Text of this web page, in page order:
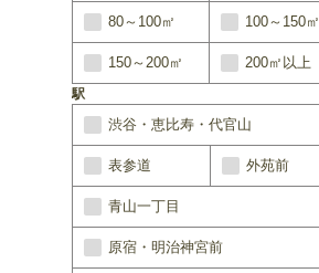
80～100㎡ 100～150㎡
150～200㎡ 200㎡以上
駅
渋谷・恵比寿・代官山
表参道 外苑前
青山一丁目
原宿・明治神宮前